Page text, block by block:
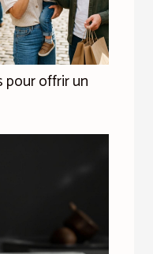
pour offrir un